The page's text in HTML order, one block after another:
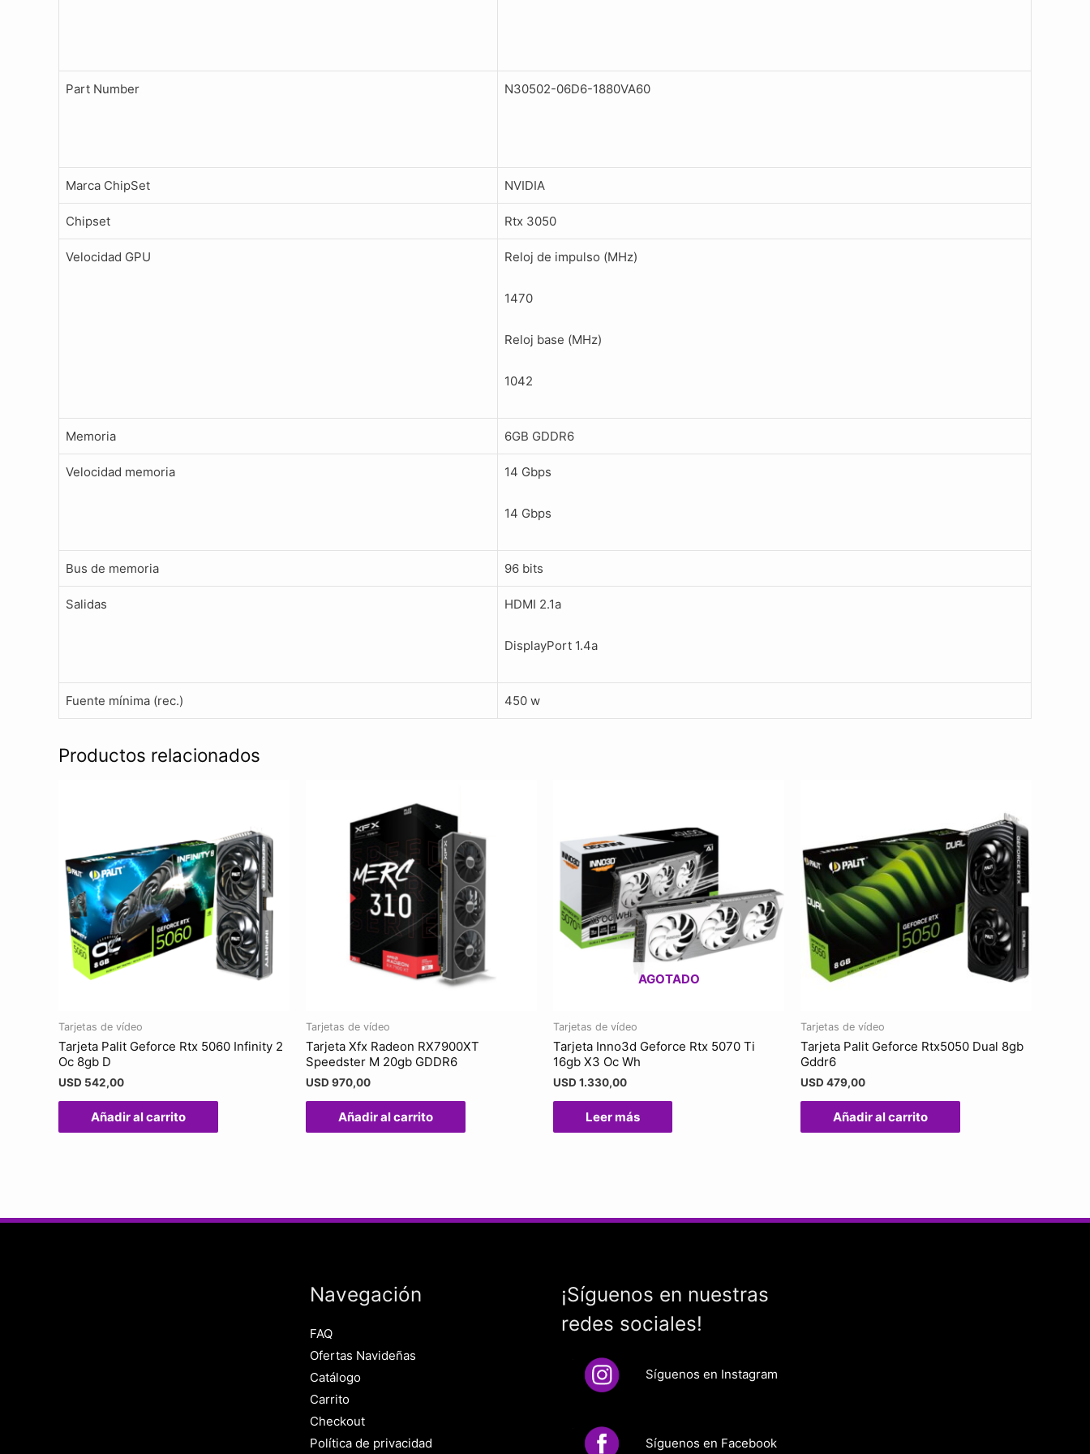
Part Number N30502-06D6-1880VA60
Marca ChipSet NVIDIA
Chipset Rtx 3050
Velocidad GPU Reloj de impulso (MHz)
1470
Reloj base (MHz)
1042
Memoria 6GB GDDR6
Velocidad memoria 14 Gbps
14 Gbps
Bus de memoria 96 bits
Salidas HDMI 2.1a
DisplayPort 1.4a
Fuente mínima (rec.) 450 w
Productos relacionados
Tarjetas de vídeo
Tarjeta Palit Geforce Rtx 5060 Infinity 2
Oc 8gb D
USD 542,00
Añadir al carrito
Tarjetas de vídeo
Tarjeta Xfx Radeon RX7900XT
Speedster M 20gb GDDR6
USD 970,00
Añadir al carrito
AGOTADO
Tarjetas de vídeo
Tarjeta Inno3d Geforce Rtx 5070 Ti
16gb X3 Oc Wh
USD 1.330,00
Leer más
Tarjetas de vídeo
Tarjeta Palit Geforce Rtx5050 Dual 8gb
Gddr6
USD 479,00
Añadir al carrito
Navegación
FAQ
Ofertas Navideñas
Catálogo
Carrito
Checkout
Política de privacidad
¡Síguenos en nuestras
redes sociales!
Síguenos en Instagram
Síguenos en Facebook